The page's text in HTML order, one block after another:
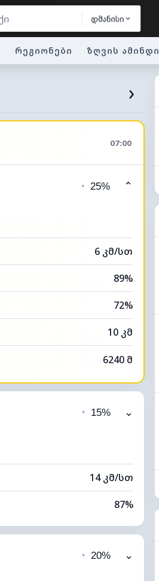
დმანისი
რეგიონები ზღვის ამინდი
›
07:00
◔ 25% ⌃
6 კმ/სთ
89%
72%
10 კმ
6240 მ
◔ 15% ⌄
14 კმ/სთ
87%
29%
10 კმ
◔ 20% ⌄